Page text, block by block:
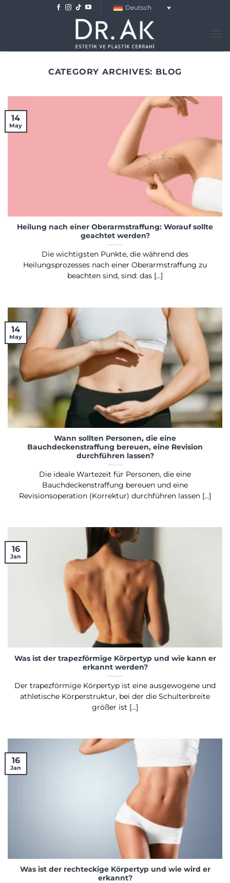
Deutsch
CATEGORY ARCHIVES: BLOG
Heilung nach einer Oberarmstraffung: Worauf sollte
geachtet werden?
Die wichtigsten Punkte, die während des
Heilungsprozesses nach einer Oberarmstraffung zu
beachten sind, sind: das [...]
14
May
Wann sollten Personen, die eine
Bauchdeckenstraffung bereuen, eine Revision
durchführen lassen?
Die ideale Wartezeit für Personen, die eine
Bauchdeckenstraffung bereuen und eine
Revisionsoperation (Korrektur) durchführen lassen [...]
14
May
Was ist der trapezförmige Körpertyp und wie kann er
erkannt werden?
Der trapezförmige Körpertyp ist eine ausgewogene und
athletische Körperstruktur, bei der die Schulterbreite
größer ist [...]
16
Jan
Was ist der rechteckige Körpertyp und wie wird er
erkannt?
16
Jan